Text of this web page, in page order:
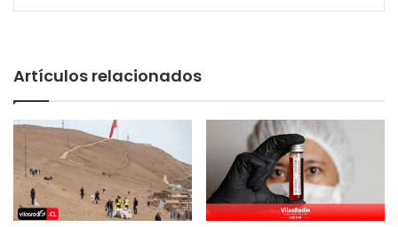
Artículos relacionados